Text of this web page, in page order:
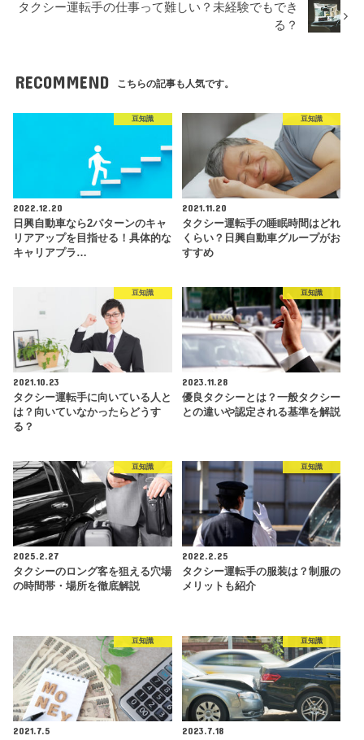
タクシー運転手の仕事って難しい？未経験でもでき
る？
RECOMMEND こちらの記事も人気です。
豆知識
2022.12.20
日興自動車なら2パターンのキャ
リアアップを目指せる！具体的な
キャリアプラ…
豆知識
2021.11.20
タクシー運転手の睡眠時間はどれ
くらい？日興自動車グループがお
すすめ
豆知識
2021.10.23
タクシー運転手に向いている人と
は？向いていなかったらどうす
る？
豆知識
2023.11.28
優良タクシーとは？一般タクシー
との違いや認定される基準を解説
豆知識
2025.2.27
タクシーのロング客を狙える穴場
の時間帯・場所を徹底解説
豆知識
2022.2.25
タクシー運転手の服装は？制服の
メリットも紹介
豆知識
2021.7.5
豆知識
2023.7.18